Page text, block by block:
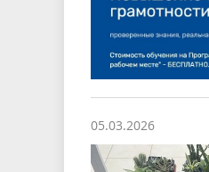
05.03.2026